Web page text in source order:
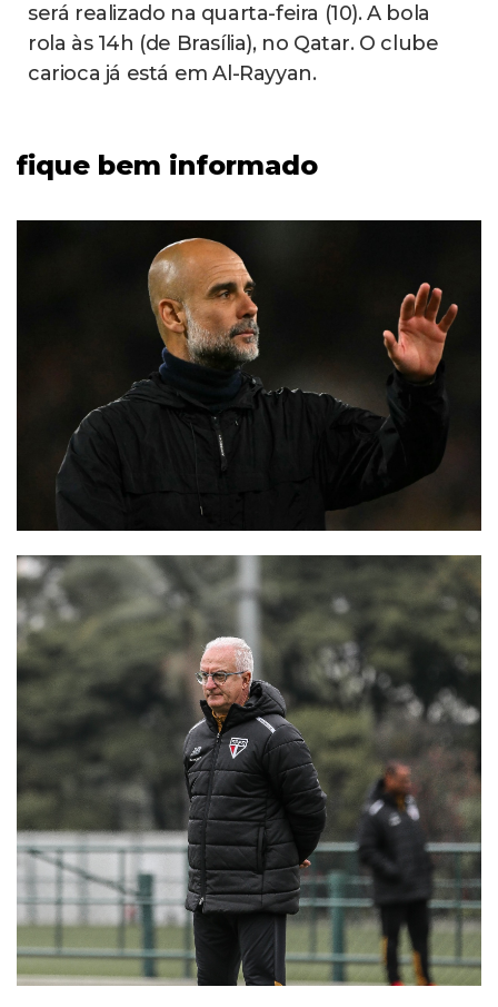
será realizado na quarta-feira (10). A bola
rola às 14h (de Brasília), no Qatar. O clube
carioca já está em Al-Rayyan.
fique bem informado